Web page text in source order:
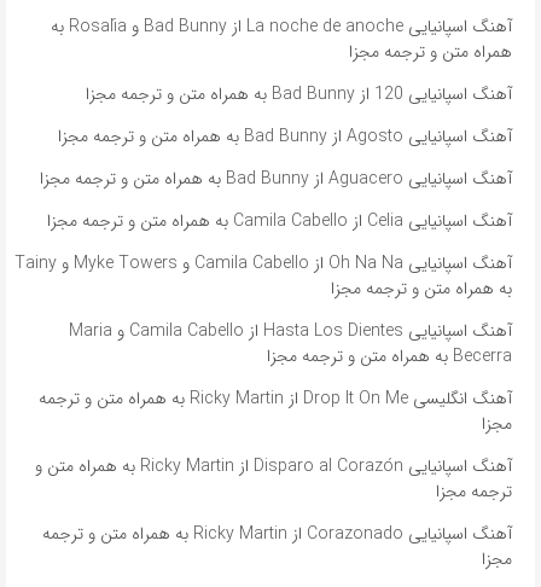
آهنگ اسپانیایی La noche de anoche از Bad Bunny و Rosalía به
همراه متن و ترجمه مجزا
آهنگ اسپانیایی 120 از Bad Bunny به همراه متن و ترجمه مجزا
آهنگ اسپانیایی Agosto از Bad Bunny به همراه متن و ترجمه مجزا
آهنگ اسپانیایی Aguacero از Bad Bunny به همراه متن و ترجمه مجزا
آهنگ اسپانیایی Celia از Camila Cabello به همراه متن و ترجمه مجزا
آهنگ اسپانیایی Oh Na Na از Camila Cabello و Myke Towers و Tainy
به همراه متن و ترجمه مجزا
آهنگ اسپانیایی Hasta Los Dientes از Camila Cabello و Maria
Becerra به همراه متن و ترجمه مجزا
آهنگ انگلیسی Drop It On Me از Ricky Martin به همراه متن و ترجمه
مجزا
آهنگ اسپانیایی Disparo al Corazón از Ricky Martin به همراه متن و
ترجمه مجزا
آهنگ اسپانیایی Corazonado از Ricky Martin به همراه متن و ترجمه
مجزا